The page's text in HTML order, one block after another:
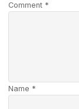
Comment *
Name *